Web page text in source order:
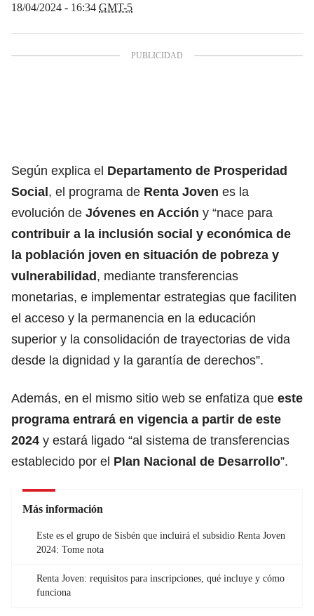
18/04/2024 - 16:34 GMT-5
Según explica el Departamento de Prosperidad
Social, el programa de Renta Joven es la
evolución de Jóvenes en Acción y “nace para
contribuir a la inclusión social y económica de
la población joven en situación de pobreza y
vulnerabilidad, mediante transferencias
monetarias, e implementar estrategias que faciliten
el acceso y la permanencia en la educación
superior y la consolidación de trayectorias de vida
desde la dignidad y la garantía de derechos”.
Además, en el mismo sitio web se enfatiza que este
programa entrará en vigencia a partir de este
2024 y estará ligado “al sistema de transferencias
establecido por el Plan Nacional de Desarrollo”.
Más información
Este es el grupo de Sisbén que incluirá el subsidio Renta Joven
2024: Tome nota
Renta Joven: requisitos para inscripciones, qué incluye y cómo
funciona